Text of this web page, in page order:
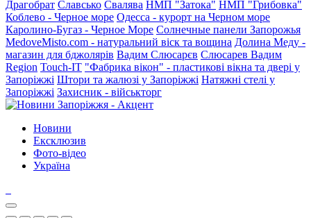
Драгобрат Славсько Свалява НМП "Затока" НМП "Грибовка"
Коблево - Черное море Одесса - курорт на Черном море
Каролино-Бугаз - Черное Море Солнечные панели Запорожья
MedoveMisto.com - натуральний віск та вощина Долина Меду -
магазин для бджолярів Вадим Слюсарєв Слюсарев Вадим
Region Touch-IT "Фабрика вікон" - пластикові вікна та двері у
Запоріжжі Штори та жалюзі у Запоріжжі Натяжні стелі у
Запоріжжі Захисник - військторг
Новини
Ексклюзив
Фото-відео
Україна